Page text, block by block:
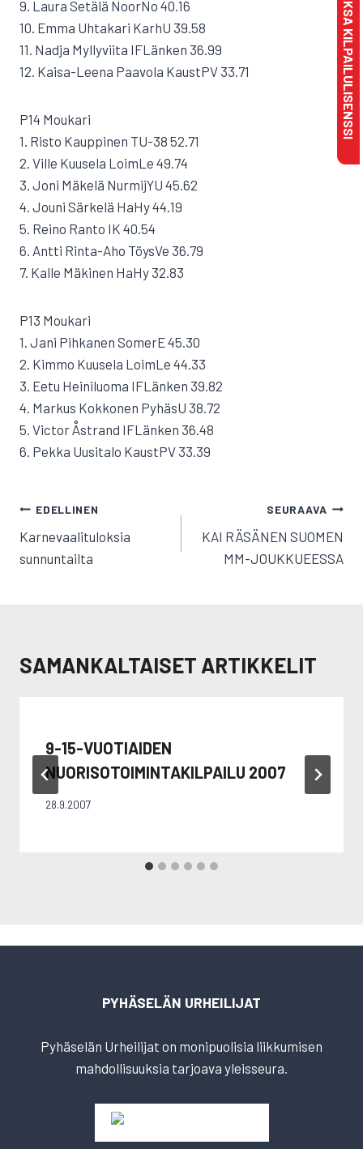
9. Laura Setälä NoorNo 40.16
10. Emma Uhtakari KarhU 39.58
11. Nadja Myllyviita IFLänken 36.99
12. Kaisa-Leena Paavola KaustPV 33.71
P14 Moukari
1. Risto Kauppinen TU-38 52.71
2. Ville Kuusela LoimLe 49.74
3. Joni Mäkelä NurmijYU 45.62
4. Jouni Särkelä HaHy 44.19
5. Reino Ranto IK 40.54
6. Antti Rinta-Aho TöysVe 36.79
7. Kalle Mäkinen HaHy 32.83
P13 Moukari
1. Jani Pihkanen SomerE 45.30
2. Kimmo Kuusela LoimLe 44.33
3. Eetu Heiniluoma IFLänken 39.82
4. Markus Kokkonen PyhäsU 38.72
5. Victor Åstrand IFLänken 36.48
6. Pekka Uusitalo KaustPV 33.39
ARTIKKELIEN
SELAUS
EDELLINEN
Karnevaalituloksia
sunnuntailta
SEURAAVA
KAI RÄSÄNEN SUOMEN
MM-JOUKKUEESSA
SAMANKALTAISET ARTIKKELIT
9-15-VUOTIAIDEN
NUORISOTOIMINTAKILPAILU 2007
28.9.2007
PYHÄSELÄN URHEILIJAT
Pyhäselän Urheilijat on monipuolisia liikkumisen
mahdollisuuksia tarjoava yleisseura.
MAKSA KILPAILULISENSSI